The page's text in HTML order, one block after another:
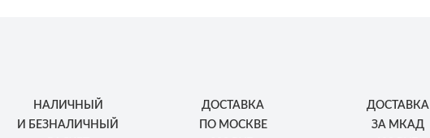
НАЛИЧНЫЙ
И БЕЗНАЛИЧНЫЙ
ДОСТАВКА
ПО МОСКВЕ
ДОСТАВКА
ЗА МКАД